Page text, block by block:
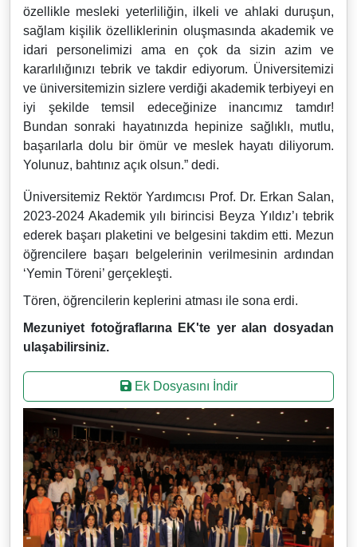
özellikle mesleki yeterliliğin, ilkeli ve ahlaki duruşun,
sağlam kişilik özelliklerinin oluşmasında akademik ve
idari personelimizi ama en çok da sizin azim ve
kararlılığınızı tebrik ve takdir ediyorum. Üniversitemizi
ve üniversitemizin sizlere verdiği akademik terbiyeyi en
iyi şekilde temsil edeceğinize inancımız tamdır!
Bundan sonraki hayatınızda hepinize sağlıklı, mutlu,
başarılarla dolu bir ömür ve meslek hayatı diliyorum.
Yolunuz, bahtınız açık olsun.” dedi.
Üniversitemiz Rektör Yardımcısı Prof. Dr. Erkan Salan,
2023-2024 Akademik yılı birincisi Beyza Yıldız’ı tebrik
ederek başarı plaketini ve belgesini takdim etti. Mezun
öğrencilere başarı belgelerinin verilmesinin ardından
‘Yemin Töreni’ gerçekleşti.
Tören, öğrencilerin keplerini atması ile sona erdi.
Mezuniyet fotoğraflarına EK'te yer alan dosyadan
ulaşabilirsiniz.
Ek Dosyasını İndir